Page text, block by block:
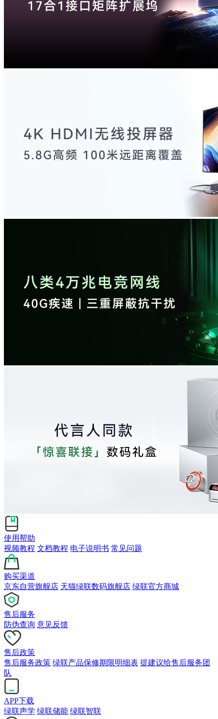
使用帮助
视频教程 文档教程 电子说明书 常见问题
购买渠道
京东自营旗舰店 天猫绿联数码旗舰店 绿联官方商城
售后服务
防伪查询 意见反馈
售后政策
售后服务政策 绿联产品保修期限明细表 提建议给售后服务团
队
APP下载
绿联声学 绿联储能 绿联智联